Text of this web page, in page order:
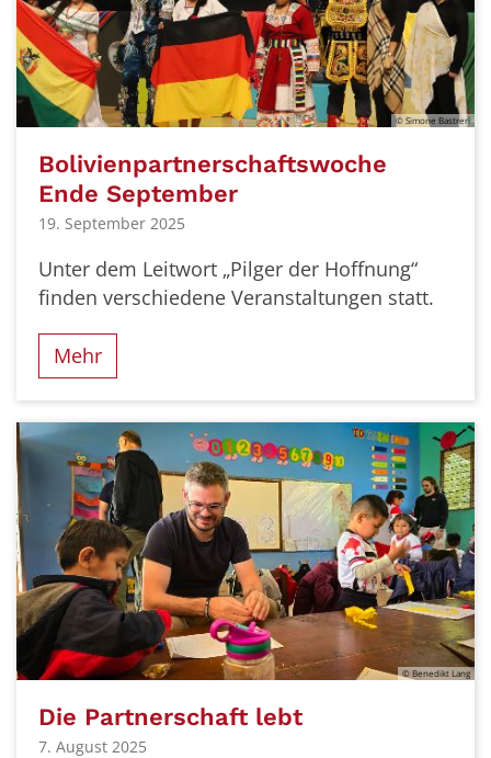
© Simone Bastreri
Bolivienpartnerschaftswoche
Ende September
19. September 2025
Unter dem Leitwort „Pilger der Hoffnung“
finden verschiedene Veranstaltungen statt.
Mehr
© Benedikt Lang
Die Partnerschaft lebt
7. August 2025